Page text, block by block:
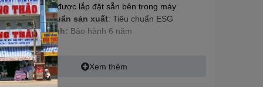
trợ điện được lắp đặt sẵn bên trong máy
Tiêu chuẩn sản xuất: Tiêu chuẩn ESG
Bảo Hành: Bảo hành 6 năm
Xem thêm